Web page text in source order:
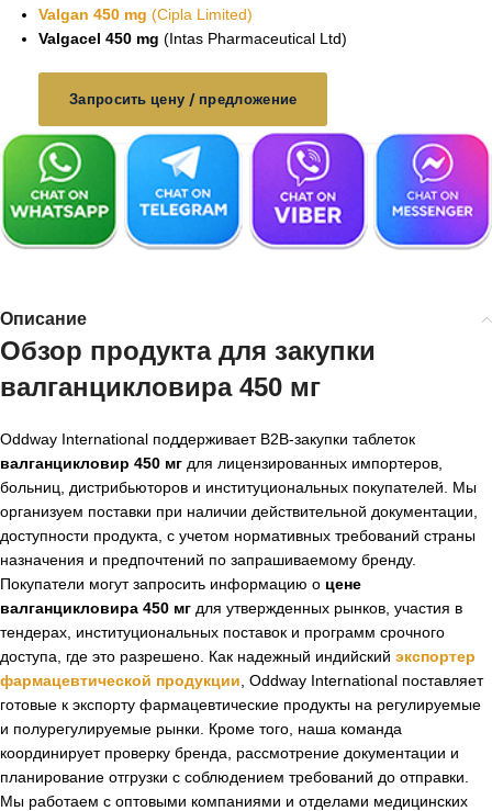
Valgan 450 mg (Cipla Limited)
Valgacel 450 mg (Intas Pharmaceutical Ltd)
Запросить цену / предложение
Описание
Обзор продукта для закупки
валганцикловира 450 мг
Oddway International поддерживает B2B-закупки таблеток
валганцикловир 450 мг для лицензированных импортеров,
больниц, дистрибьюторов и институциональных покупателей. Мы
организуем поставки при наличии действительной документации,
доступности продукта, с учетом нормативных требований страны
назначения и предпочтений по запрашиваемому бренду.
Покупатели могут запросить информацию о цене
валганцикловира 450 мг для утвержденных рынков, участия в
тендерах, институциональных поставок и программ срочного
доступа, где это разрешено. Как надежный индийский экспортер
фармацевтической продукции , Oddway International поставляет
готовые к экспорту фармацевтические продукты на регулируемые
и полурегулируемые рынки. Кроме того, наша команда
координирует проверку бренда, рассмотрение документации и
планирование отгрузки с соблюдением требований до отправки.
Мы работаем с оптовыми компаниями и отделами медицинских